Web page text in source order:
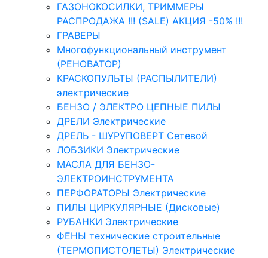
ГАЗОНОКОСИЛКИ, ТРИММЕРЫ
РАСПРОДАЖА !!! (SALE) АКЦИЯ -50% !!!
ГРАВЕРЫ
Многофункциональный инструмент
(РЕНОВАТОР)
КРАСКОПУЛЬТЫ (РАСПЫЛИТЕЛИ)
электрические
БЕНЗО / ЭЛЕКТРО ЦЕПНЫЕ ПИЛЫ
ДРЕЛИ Электрические
ДРЕЛЬ - ШУРУПОВЕРТ Сетевой
ЛОБЗИКИ Электрические
МАСЛА ДЛЯ БЕНЗО-
ЭЛЕКТРОИНСТРУМЕНТА
ПЕРФОРАТОРЫ Электрические
ПИЛЫ ЦИРКУЛЯРНЫЕ (Дисковые)
РУБАНКИ Электрические
ФЕНЫ технические строительные
(ТЕРМОПИСТОЛЕТЫ) Электрические